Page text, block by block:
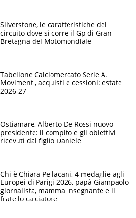
Silverstone, le caratteristiche del
circuito dove si corre il Gp di Gran
Bretagna del Motomondiale
Tabellone Calciomercato Serie A.
Movimenti, acquisti e cessioni: estate
2026-27
Ostiamare, Alberto De Rossi nuovo
presidente: il compito e gli obiettivi
ricevuti dal figlio Daniele
Chi è Chiara Pellacani, 4 medaglie agli
Europei di Parigi 2026, papà Giampaolo
giornalista, mamma insegnante e il
fratello calciatore